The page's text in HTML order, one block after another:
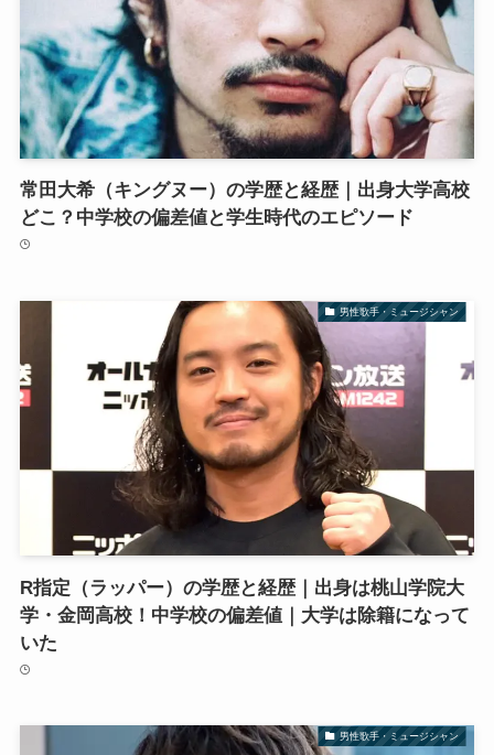
常田大希（キングヌー）の学歴と経歴｜出身大学高校
どこ？中学校の偏差値と学生時代のエピソード
男性歌手・ミュージシャン
R指定（ラッパー）の学歴と経歴｜出身は桃山学院大
学・金岡高校！中学校の偏差値｜大学は除籍になって
いた
男性歌手・ミュージシャン